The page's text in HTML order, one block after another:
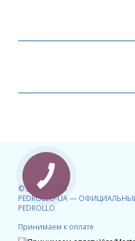
© 2010—2025
PEDROLLO-UA —
PEDROLLO
Принимаем к оплате